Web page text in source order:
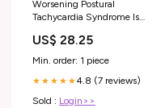
Worsening Postural
Tachycardia Syndrome Is
Glucose-Dependent
Insulinotropic Polypeptide
US$ 28.25
Min. order: 1 piece
★★★★★4.8 (7 reviews)
Sold : Login>>